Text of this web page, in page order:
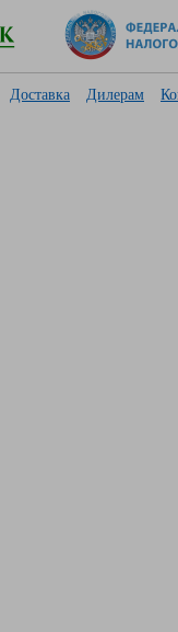
Доставка Дилерам